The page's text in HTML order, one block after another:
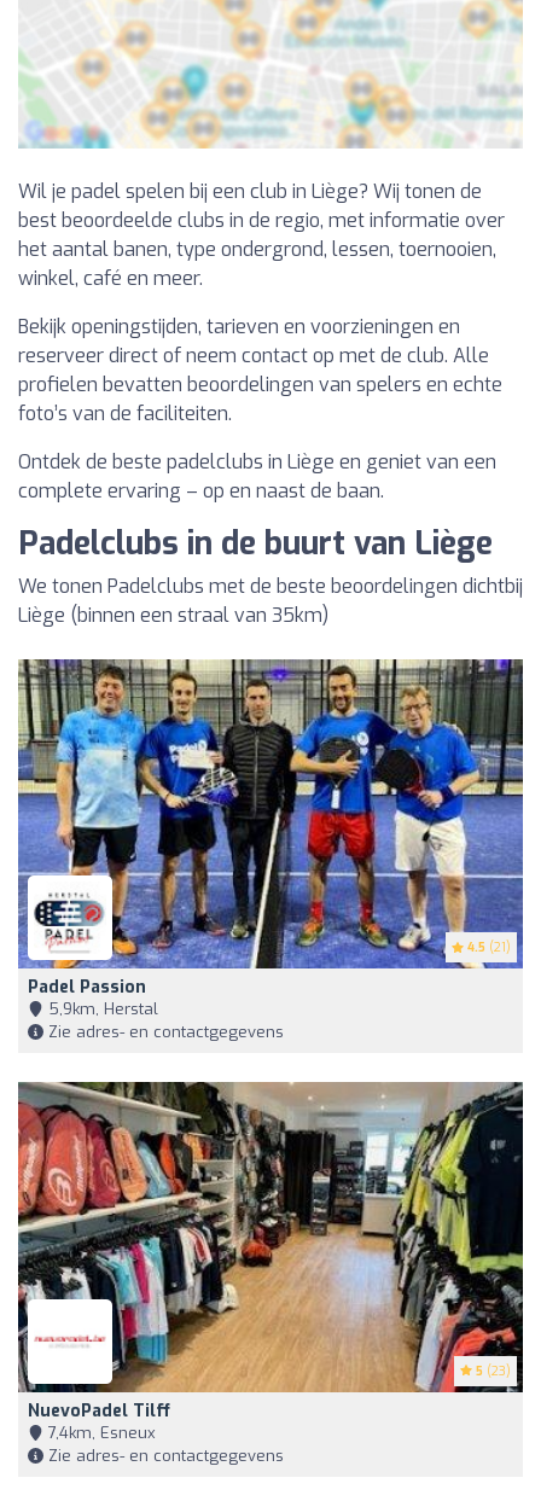
Wil je padel spelen bij een club in Liège? Wij tonen de
best beoordeelde clubs in de regio, met informatie over
het aantal banen, type ondergrond, lessen, toernooien,
winkel, café en meer.
Bekijk openingstijden, tarieven en voorzieningen en
reserveer direct of neem contact op met de club. Alle
profielen bevatten beoordelingen van spelers en echte
foto’s van de faciliteiten.
Ontdek de beste padelclubs in Liège en geniet van een
complete ervaring – op en naast de baan.
Padelclubs in de buurt van Liège
We tonen Padelclubs met de beste beoordelingen dichtbij
Liège (binnen een straal van 35km)
4.5 (21)
Padel Passion
5,9km, Herstal
Zie adres- en contactgegevens
5 (23)
NuevoPadel Tilff
7,4km, Esneux
Zie adres- en contactgegevens